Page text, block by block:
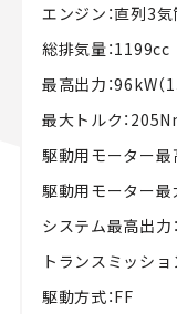
エンジン：直列3
総排気量：1199cc
最高出力：96kW
最大トルク：
駆動用モーター最
駆動用モーター最
システム最高出力
トランスミッショ
駆動方式：FF